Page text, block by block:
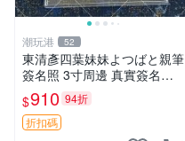
潮玩港 52
東清彥四葉妹妹よつばと親筆
簽名照 3寸周邊 真實簽名收
藏品 相框相紙包裝 よつばと
四葉妹妹 東清彥
$910 94折
折扣碼